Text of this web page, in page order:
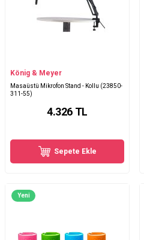
König & Meyer
Masaüstü Mikrofon Stand - Kollu (23850-
311-55)
4.326 TL
Sepete Ekle
Yeni